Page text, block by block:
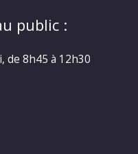
public :
de 8h45 à 12h30